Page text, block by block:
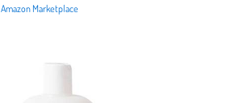
Amazon Marketplace